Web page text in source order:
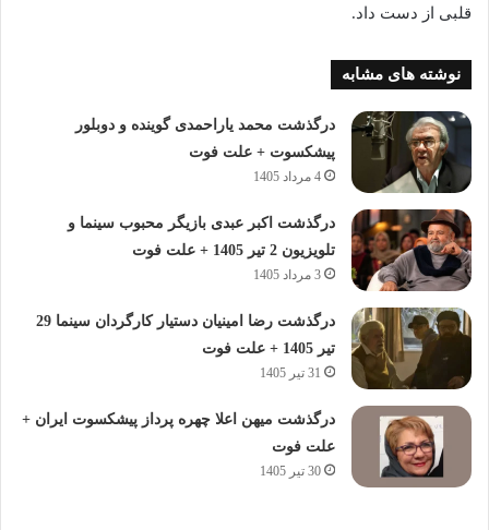
قلبی از دست داد.
نوشته های مشابه
درگذشت محمد یاراحمدی گوینده و دوبلور
پیشکسوت + علت فوت
4 مرداد 1405
درگذشت اکبر عبدی بازیگر محبوب سینما و
تلویزیون 2 تیر 1405 + علت فوت
3 مرداد 1405
درگذشت رضا امینیان دستیار کارگردان سینما 29
تیر 1405 + علت فوت
31 تیر 1405
درگذشت میهن اعلا چهره پرداز پیشکسوت ایران +
علت فوت
30 تیر 1405